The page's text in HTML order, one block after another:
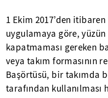
1 Ekim 2017’den
uygulamaya göre,
kapatmaması gereken
veya takım formasının
Başörtüsü, bir takımda
tarafından kullanılması